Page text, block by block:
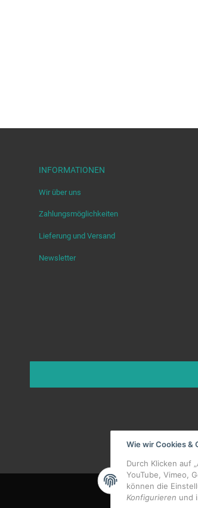
INFORMATIONEN
Wir über uns
Zahlungsmöglichkeiten
Lieferung und Versand
Newsletter
Wie wir Cookies &
Durch Klicken auf
YouTube, Vimeo,
können die
Konfigurieren und